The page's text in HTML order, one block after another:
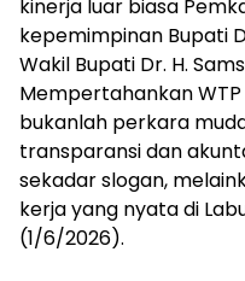
kinerja luar biasa
kepemimpinan Bupati
Wakil Bupati Dr. H.
Mempertahankan
bukanlah perkara
transparansi dan
sekadar slogan,
kerja yang nyata di
(1/6/2026).